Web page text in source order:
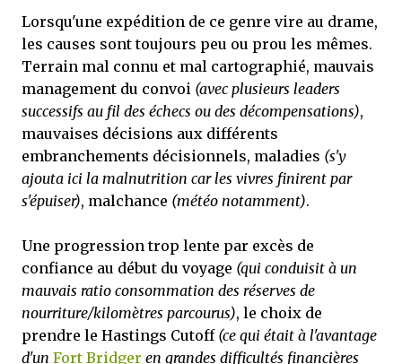
Lorsqu'une expédition de ce genre vire au drame,
les causes sont toujours peu ou prou les mêmes.
Terrain mal connu et mal cartographié, mauvais
management du convoi (avec plusieurs leaders
successifs au fil des échecs ou des décompensations),
mauvaises décisions aux différents
embranchements décisionnels, maladies (s'y
ajouta ici la malnutrition car les vivres finirent par
s'épuiser), malchance (météo notamment).
Une progression trop lente par excès de
confiance au début du voyage (qui conduisit à un
mauvais ratio consommation des réserves de
nourriture/kilomètres parcourus), le choix de
prendre le Hastings Cutoff (ce qui était à l'avantage
d'un Fort Bridger en grandes difficultés financières